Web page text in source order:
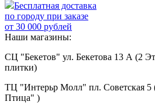
Бесплатная доставка
по городу при заказе
от 30 000 рублей
Наши магазины:
СЦ "Бекетов" ул. Бекетова 13 А (2
плитки)
ТЦ "Интерьр Молл" пл. Советская
Птица" )